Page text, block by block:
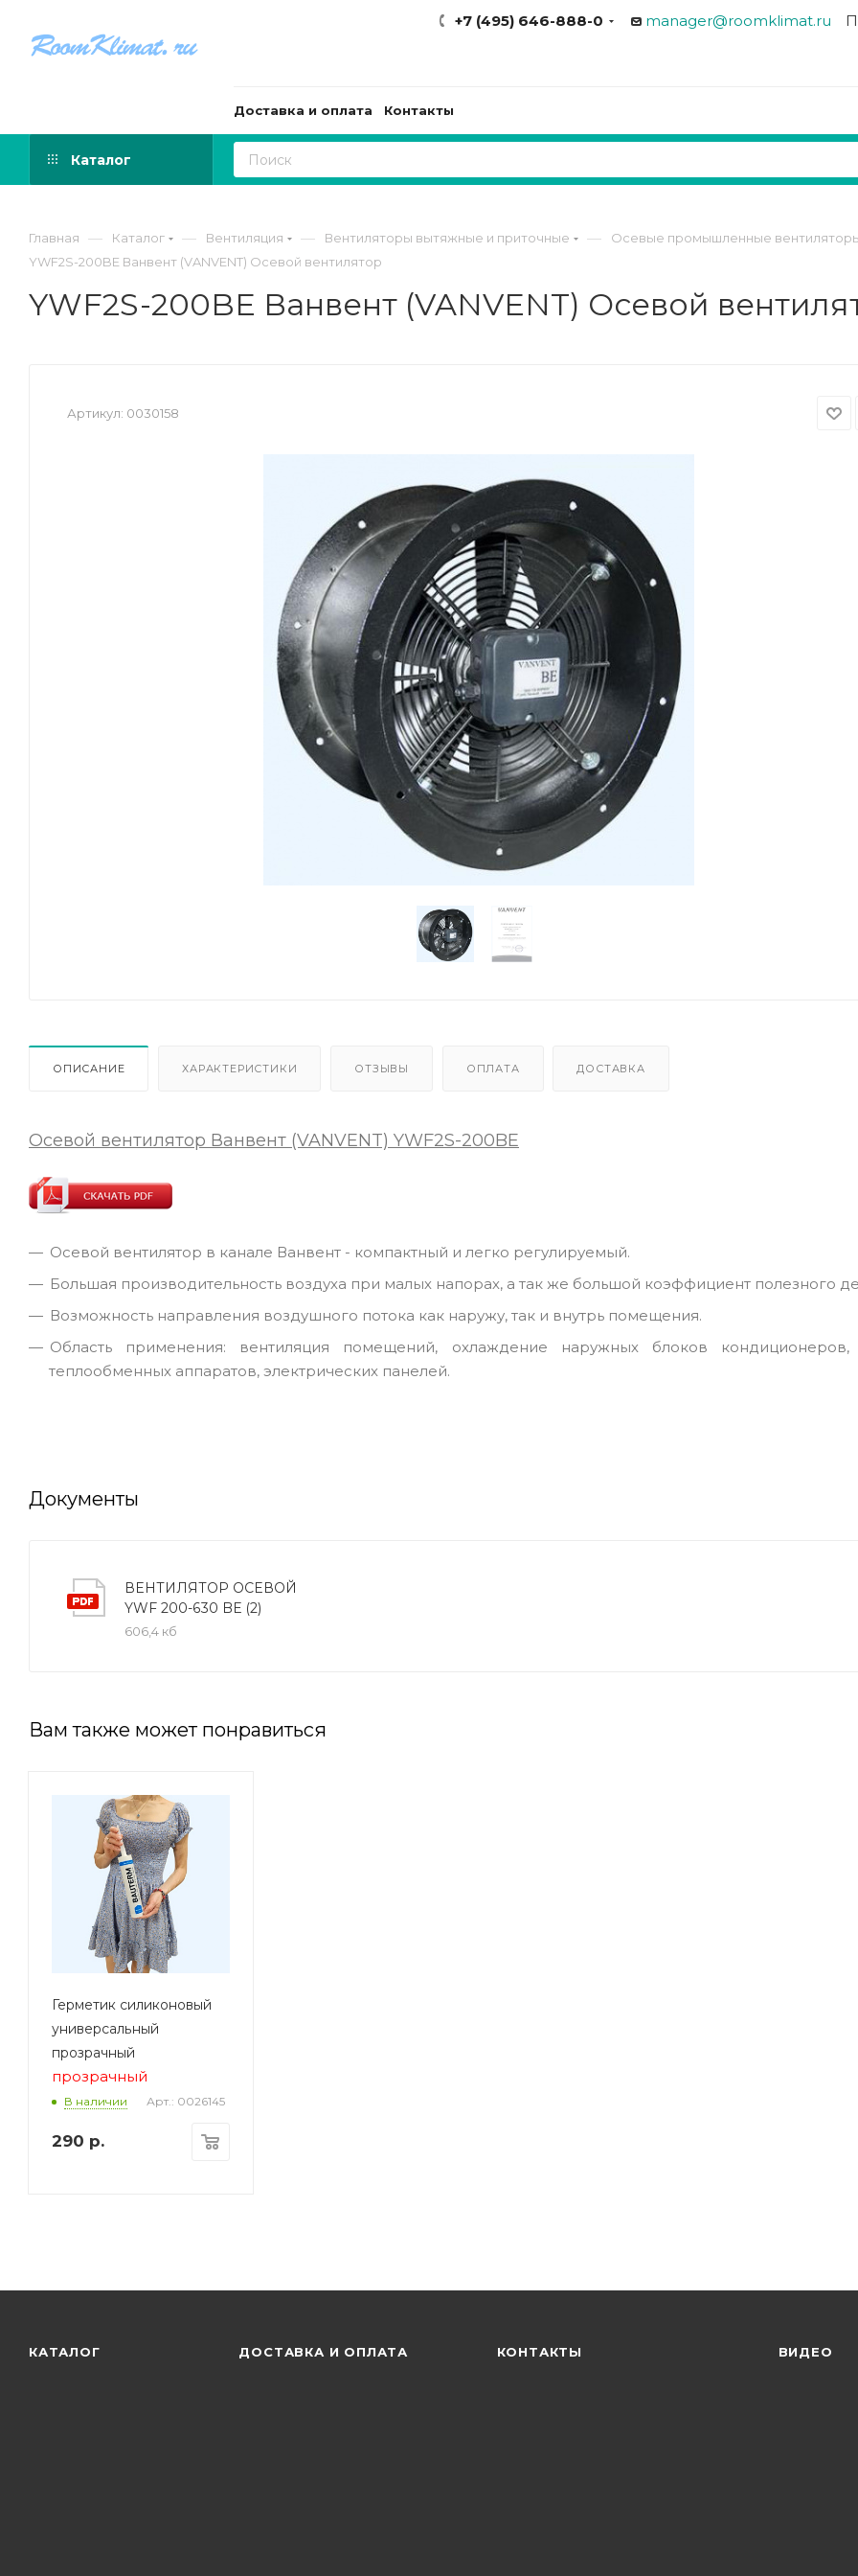
+7 (495) 646-888-0 manager@roomklimat.ru
Доставка и оплата Контакты
Каталог
Главная — Каталог — Вентиляция — Вентиляторы вытяжные и приточные — Осевые промышленные
YWF2S-200BE Ванвент (VANVENT) Осевой вентилятор
YWF2S-200BE Ванвент (VANVENT) Осевой
Артикул: 0030158
ОПИСАНИЕ ХАРАКТЕРИСТИКИ ОТЗЫВЫ ОПЛАТА ДОСТАВКА
Осевой вентилятор Ванвент (VANVENT) YWF2S-200BE
Осевой вентилятор в канале Ванвент - компактный и легко регулируемый.
Большая производительность воздуха при малых напорах, а так же большой коэффициент полезного
Возможность направления воздушного потока как наружу, так и внутрь помещения.
Область применения: вентиляция помещений, охлаждение наружных блоков кондиционеров,
теплообменных аппаратов, электрических панелей.
Документы
ВЕНТИЛЯТОР ОСЕВОЙ
YWF 200-630 BE (2)
606,4 кб
Вам также может понравиться
Герметик силиконовый
универсальный
прозрачный
прозрачный
В наличии Арт.: 0026145
290 р.
КАТАЛОГ ДОСТАВКА И ОПЛАТА КОНТАКТЫ ВИДЕО